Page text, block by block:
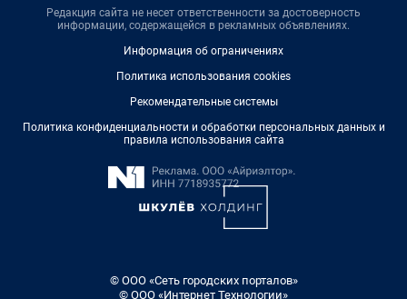
Редакция сайта не несет ответственности за достоверность
информации, содержащейся в рекламных объявлениях.
Информация об ограничениях
Политика использования cookies
Рекомендательные системы
Политика конфиденциальности и обработки персональных данных и
правила использования сайта
© ООО «Сеть городских порталов»
© ООО «Интернет Технологии»